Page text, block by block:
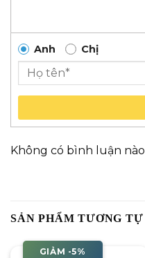
Anh Chị
Không có bình luận nào
SẢN PHẨM TƯƠNG TỰ
GIẢM -5%